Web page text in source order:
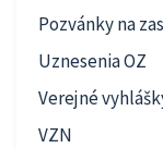
Pozvánky na
Uznesenia OZ
Verejné
VZN